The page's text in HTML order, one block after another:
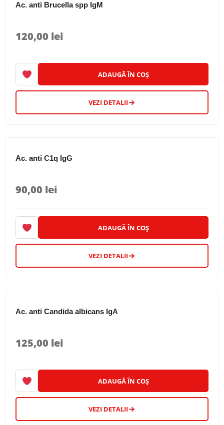
Ac. anti Brucella spp IgM
120,00 lei
ADAUGĂ ÎN COȘ
VEZI DETALII
Ac. anti C1q IgG
90,00 lei
ADAUGĂ ÎN COȘ
VEZI DETALII
Ac. anti Candida albicans IgA
125,00 lei
ADAUGĂ ÎN COȘ
VEZI DETALII